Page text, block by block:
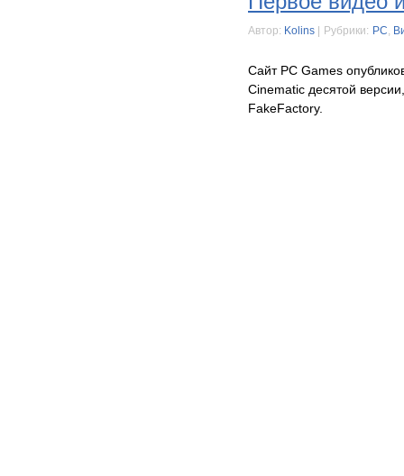
Автор: Kolins Рубрики: PC,
Сайт PC Games
Cinematic десятой
FakeFactory.